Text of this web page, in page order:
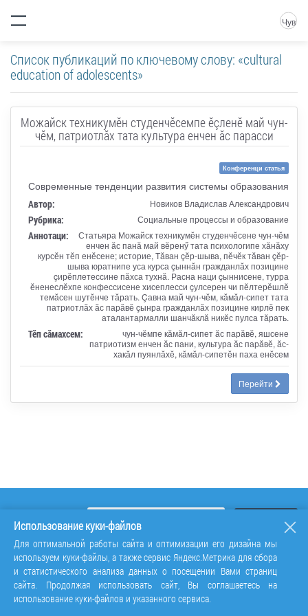
Чув
Список публикаций по ключевому слову: «cultural
education of adolescents»
Можайск техникумӗн студенчӗсемпе ӗçленӗ май чун-
чӗм, патриотлӑх тата культура енчен ӑс парасси
Конференци статья
Современные тенденции развития системы образования
Автор: Новиков Владислав Александрович
Рубрика: Социальные процессы и образование
Аннотаци:
Статьяра Можайск техникумӗн студенчӗсене чун-чӗм
енчен ӑс панӑ май вӗренӳ тата психологипе хӑнӑху
курсӗн тӗп енӗсене; историе, Тӑван çӗр-шыва, пӗчӗк тӑван çӗр-
шыва юратнипе уса курса çыннӑн гражданлӑх позицине
çирӗплетессине пӑхса тухнӑ. Расна наци çыннисене, турра
ӗненеслӗхпе конфессисене хисеплесси çулсерен чи пӗлтерӗшлӗ
темӑсен шутӗнче тӑрать. Çавна май чун-чӗм, кӑмӑл-сипет тата
патриотлӑх ӑс парӑвӗ çынра гражданлӑх позицине кирлӗ пек
аталантармалли шанчӑклӑ никӗс пулса тӑрать.
Тӗп сӑмахсем:
чун-чӗмпе кӑмӑл-сипет ӑс парӑвӗ, яшсене
патриотизм енчен ӑс пани, культура ӑс парӑвӗ, ӑс-
хакӑл пуянлӑхӗ, кӑмӑл-сипетӗн паха енӗсем
Перейти
Использование куки-файлов
Для оптимальной работы сайта и оптимизации его дизайна мы
используем куки-файлы, а также сервис Яндекс.Метрика для сбора
и статистического анализа данных о посещении Вами страниц
сайта. Продолжая использовать сайт, Вы соглашаетесь на
использование куки-файлов и указанного сервиса.